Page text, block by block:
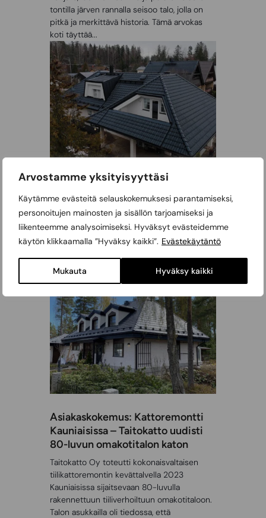
Arvostamme yksityisyyttäsi
Käytämme evästeitä selauskokemuksesi parantamiseksi,
personoitujen mainosten ja sisällön tarjoamiseksi ja
liikenteemme analysoimiseksi. Hyväksyt evästeidemme
käytön klikkaamalla ”Hyväksy kaikki”. Evästekäytäntö
Mukauta Hyväksy kaikki
tontilla järven rannalla seisoo talo, jolla on
pitkä ja merkittävä historia. Tämä arvokas
koti täyttää...
omakotitalon tiilikattoremontti
Katon uusiminen on iso päätös, joka vaatii
tarkkaa harkintaa ja luotettavan
yhteistyökumppanin. Espoolaiselle Annalle
ja hänen perheelleen kattoremontti tuli...
Asiakaskokemus: Kattoremontti
Kauniaisissa – Taitokatto uudisti
80-luvun omakotitalon katon
Taitokatto Oy toteutti kokonaisvaltaisen
tiilikattoremontin kevättalvella 2023
Kauniaisissa sijaitsevaan 80-luvulla
rakennettuun tiiliverhoiltuun omakotitaloon.
Talon asukkailla oli tiedossa, että